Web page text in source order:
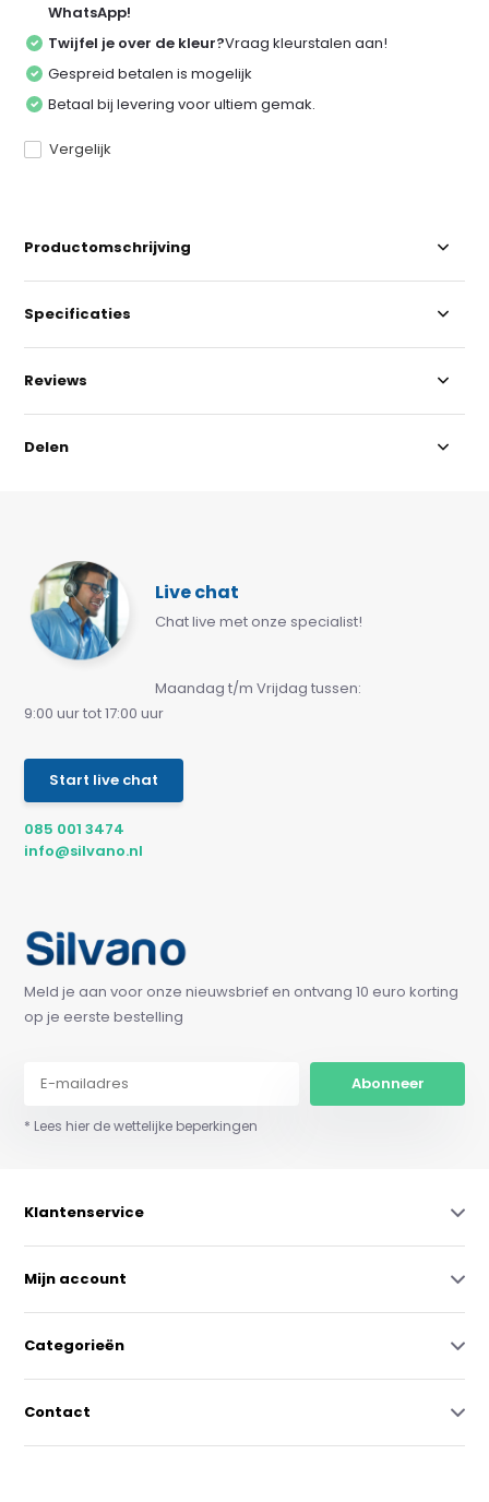
WhatsApp!
Twijfel je over de kleur?Vraag kleurstalen aan!
Gespreid betalen is mogelijk
Betaal bij levering voor ultiem gemak.
Vergelijk
Productomschrijving
Specificaties
Reviews
Delen
Live chat
Chat live met onze specialist!
Maandag t/m Vrijdag tussen:
9:00 uur tot 17:00 uur
Start live chat
085 001 3474
info@silvano.nl
Meld je aan voor onze nieuwsbrief en ontvang 10 euro korting
op je eerste bestelling
Abonneer
* Lees hier de wettelijke beperkingen
Klantenservice
Mijn account
Categorieën
Contact